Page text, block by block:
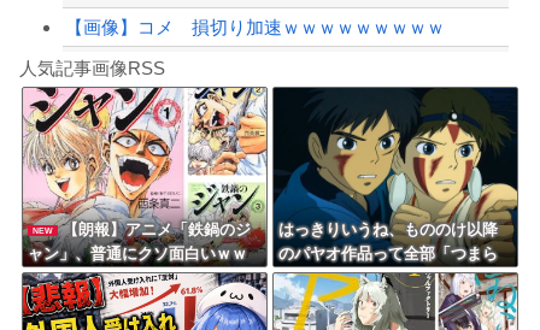
Powered by livedoor 相互RSS
【画像】コメ 損切り加速ｗｗｗｗｗｗｗｗｗ
【群馬】デカいNinja乗りさん、後方確認しない軽四に当てられてしまう。
8/4のニュース
日本旅行キャンセルすべきか…1万年ぶり史上最大級の火山の兆し＝韓国の反応
更新中止のお知らせ
海外「おめでとうタキ！」リヴァプール南野がバースデーゴール！！
人気記事画像RSS
NEW
【朗報】アニメ「鉄鍋のジ
ャン」、普通にクソ面白いｗｗ
ｗｗｗｗｗｗｗｗｗ
はっきりいうね、もののけ以降
のパヤオ作品って全部「つまら
ない」